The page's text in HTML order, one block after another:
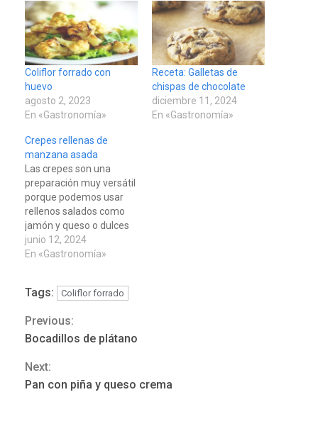
Coliflor forrado con
huevo
agosto 2, 2023
En «Gastronomía»
Receta: Galletas de
chispas de chocolate
diciembre 11, 2024
En «Gastronomía»
Crepes rellenas de
manzana asada
Las crepes son una
preparación muy versátil
porque podemos usar
rellenos salados como
jamón y queso o dulces
como el chocolate, las
fresas o en este
algo complicado, pero
sencillo pues solo
debemos cocinar las
con mantequilla.
Las crepes son
junio 12, 2024
En «Gastronomía»
Tags: Coliflor forrado
Continue
Reading
Previous:
Bocadillos de plátano
Next:
Pan con piña y queso crema
3
lentes correctivos